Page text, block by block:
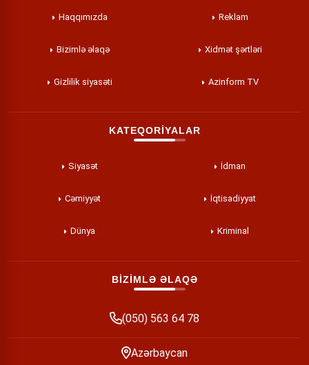
Haqqımızda Reklam
Bizimlə əlaqə Xidmət şərtləri
Gizlilik siyasəti Azinform TV
KATEQORİYALAR
Siyasət İdman
Cəmiyyət İqtisadiyyat
Dünya Kriminal
BİZİMLƏ ƏLAQƏ
(050) 563 64 78
Azərbaycan